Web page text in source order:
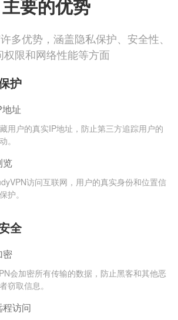
主要的优势
多优势，涵盖隐私保护、安全性、
权限和网络性能等方面
护
址
用户的真实IP地址，防止第三方追踪用户的
。
览
访问互联网，用户的真实身份和位置信
护。
全
密
会加密所有传输的数据，防止黑客和其他恶
窃取信息。
访问